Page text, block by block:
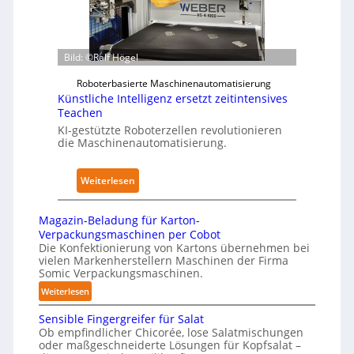
z
w
e
r
k
f
r
P
s
c
a
l
A
t
a
n
d
i
m
r
a
n
e
n
h
a
u
s
p
r
z
d
e
A
s
w
i
r
k
u
n
e
n
v
Bild: ©Ralf Högel
Roboterbasierte Maschinenautomatisierung
Künstliche Intelligenz ersetzt zeitintensives
Teachen
KI-gestützte Roboterzellen revolutionieren
die Maschinenautomatisierung.
Weiterlesen
K
n
s
t
l
c
h
e
Magazin-Beladung für Karton-
Verpackungsmaschinen per Cobot
Die Konfektionierung von Kartons übernehmen bei
vielen Markenherstellern Maschinen der Firma
Somic Verpackungsmaschinen.
Weiterlesen:
M
a
g
a
Sensible Fingergreifer für Salat
Ob empfindlicher Chicorée, lose Salatmischungen
oder maßgeschneiderte Lösungen für Kopfsalat –